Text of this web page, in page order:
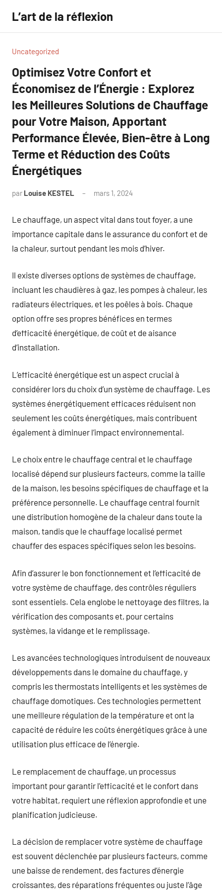
contenu
L’art de la réflexion
Uncategorized
Optimisez Votre Confort et
Économisez de l’Énergie : Explorez
les Meilleures Solutions de Chauffage
pour Votre Maison, Apportant
Performance Élevée, Bien-être à Long
Terme et Réduction des Coûts
Énergétiques
par Louise KESTEL mars 1, 2024
Le chauffage, un aspect vital dans tout foyer, a une
importance capitale dans le assurance du confort et de
la chaleur, surtout pendant les mois d’hiver.
Il existe diverses options de systèmes de chauffage,
incluant les chaudières à gaz, les pompes à chaleur, les
radiateurs électriques, et les poêles à bois. Chaque
option offre ses propres bénéfices en termes
d’efficacité énergétique, de coût et de aisance
d’installation.
L’efficacité énergétique est un aspect crucial à
considérer lors du choix d’un système de chauffage. Les
systèmes énergétiquement efficaces réduisent non
seulement les coûts énergétiques, mais contribuent
également à diminuer l’impact environnemental.
Le choix entre le chauffage central et le chauffage
localisé dépend sur plusieurs facteurs, comme la taille
de la maison, les besoins spécifiques de chauffage et la
préférence personnelle. Le chauffage central fournit
une distribution homogène de la chaleur dans toute la
maison, tandis que le chauffage localisé permet
chauffer des espaces spécifiques selon les besoins.
Afin d’assurer le bon fonctionnement et l’efficacité de
votre système de chauffage, des contrôles réguliers
sont essentiels. Cela englobe le nettoyage des filtres, la
vérification des composants et, pour certains
systèmes, la vidange et le remplissage.
Les avancées technologiques introduisent de nouveaux
développements dans le domaine du chauffage, y
compris les thermostats intelligents et les systèmes de
chauffage domotiques. Ces technologies permettent
une meilleure régulation de la température et ont la
capacité de réduire les coûts énergétiques grâce à une
utilisation plus efficace de l’énergie.
Le remplacement de chauffage, un processus
important pour garantir l’efficacité et le confort dans
votre habitat, requiert une réflexion approfondie et une
planification judicieuse.
La décision de remplacer votre système de chauffage
est souvent déclenchée par plusieurs facteurs, comme
une baisse de rendement, des factures d’énergie
croissantes, des réparations fréquentes ou juste l’âge